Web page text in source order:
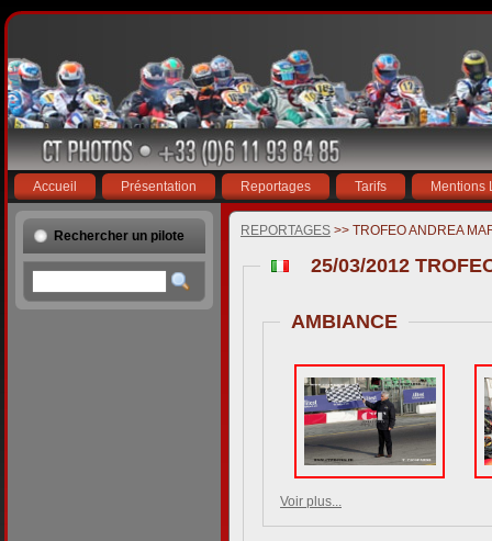
Accueil Présentation Reportages Tarifs Mentions
Rechercher un pilote REPORTAGES >> TROFEO ANDREA
25/03/2012
AMBIANCE
Voir plus...